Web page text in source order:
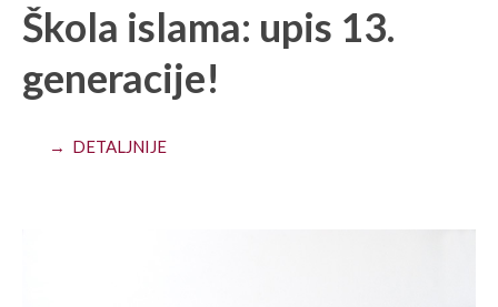
Škola islama: upis 13.
generacije!
→ DETALJNIJE